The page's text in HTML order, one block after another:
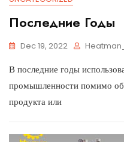
Последние Годы
Dec 19, 2022
В последние годы
промышленности помимо
продукта или